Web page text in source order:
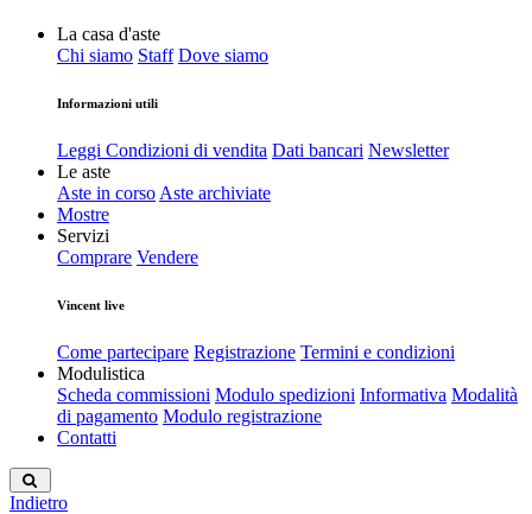
La casa d'aste
Chi siamo Staff Dove siamo
Informazioni utili
Leggi Condizioni di vendita Dati bancari Newsletter
Le aste
Aste in corso Aste archiviate
Mostre
Servizi
Comprare Vendere
Vincent live
Come partecipare Registrazione Termini e condizioni
Modulistica
Scheda commissioni Modulo spedizioni Informativa Modalità
di pagamento Modulo registrazione
Contatti
Indietro